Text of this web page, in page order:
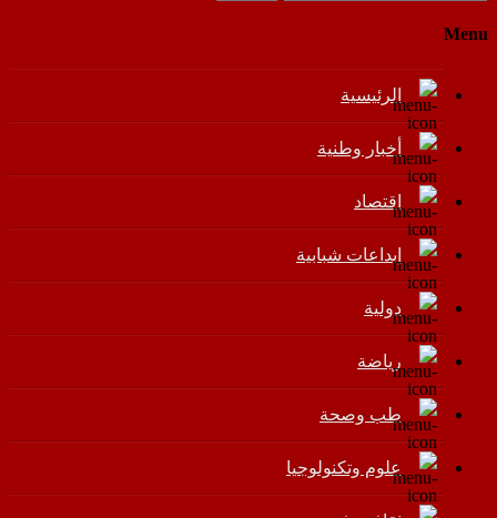
Menu
الرئيسية
أخبار وطنية
اقتصاد
إبداعات شبابية
دولية
رياضة
طب وصحة
علوم وتكنولوجيا